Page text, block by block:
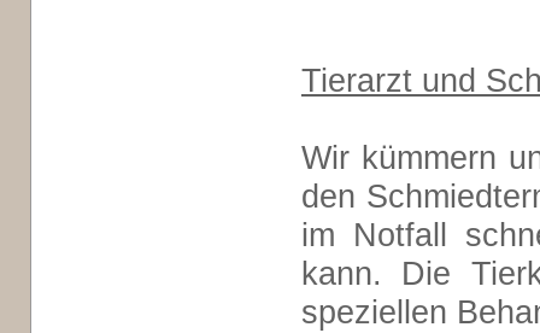
Tierarzt und
Wir kümmern
den
im Notfall
kann. Die
speziellen